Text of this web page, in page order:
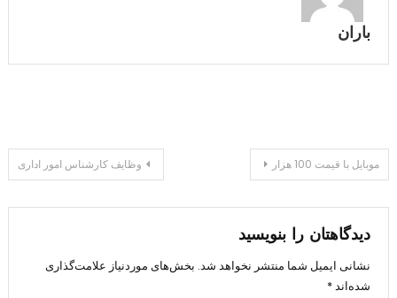
باران
راهبری
نوشته
وظایف کارشناس امور اداری موبایل با قیمت 100 هزار
دیدگاهتان را بنویسید
نشانی ایمیل شما منتشر نخواهد شد. بخش‌های موردنیاز علامت‌گذاری
شده‌اند*